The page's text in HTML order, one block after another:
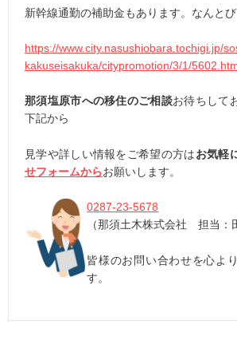
新幹線通勤の補助金もあります。なんとび
https://www.city.nasushiobara.tochigi.jp/
kakuseisakuka/citypromotion/3/1/
那須塩原市への移住のご相談お待ちして
下記から
見学や詳しい情報をご希望の方はお気軽
せフォームからお願いします。
0287-23-5678
（那須土木株式会社 担当：
皆様のお問い合わせを心よ
す。